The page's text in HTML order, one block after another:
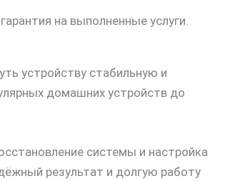
на выполненные услуги.
устройству стабильную и
домашних устройств до
системы и настройка
результат и долгую работу